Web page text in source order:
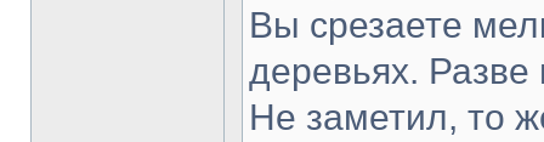
Вы срезаете
деревьях.
Не заметил, то